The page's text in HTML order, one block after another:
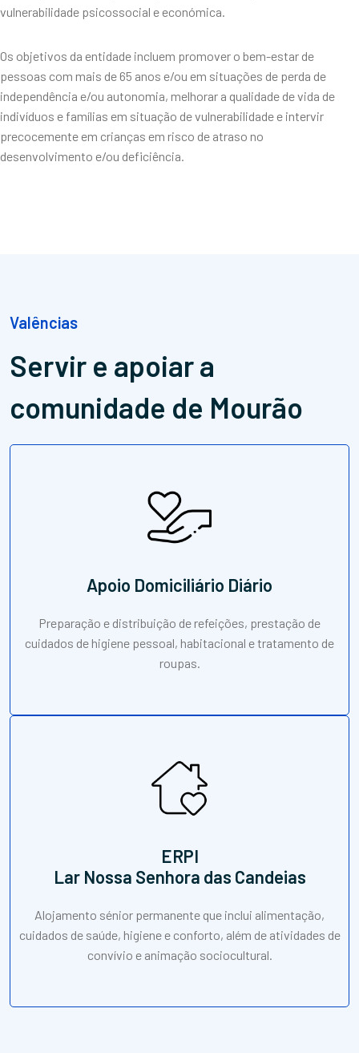
vulnerabilidade psicossocial e económica.
Os objetivos da entidade incluem promover o bem-estar de
pessoas com mais de 65 anos e/ou em situações de perda de
independência e/ou autonomia, melhorar a qualidade de vida de
indivíduos e famílias em situação de vulnerabilidade e intervir
precocemente em crianças em risco de atraso no
desenvolvimento e/ou deficiência.
Valências
Servir e apoiara
comunidade de Mourão
Apoio Domiciliário Diário
Preparação e distribuição de refeições, prestação de
cuidados de higiene pessoal, habitacional e tratamento de
roupas.
ERPI
Lar Nossa Senhora das Candeias
Alojamento sénior permanente que inclui alimentação,
cuidados de saúde, higiene e conforto, além de atividades de
convívio e animação sociocultural.